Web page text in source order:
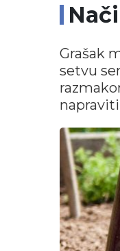
Grašak
setvu